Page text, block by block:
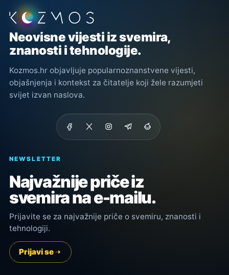
Podnožje stranice
Neovisne vijesti iz svemira,
znanosti i tehnologije.
Kozmos.hr objavljuje popularnoznanstvene vijesti,
objašnjenja i kontekst za čitatelje koji žele razumjeti
svijet izvan naslova.
NEWSLETTER
Najvažnije priče iz
svemira na e-mailu.
Prijavite se za najvažnije priče o svemiru, znanosti i
tehnologiji.
Prijavi se